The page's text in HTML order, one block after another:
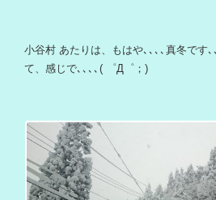
小谷村 あたりは、もはや､､､､真冬です
て、感じで､､､､( ゜Д゜；)